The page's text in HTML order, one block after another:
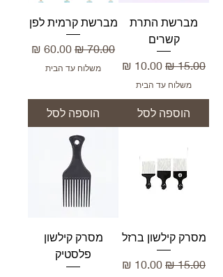
מברשת התרת
קשרים
מחיר רגילמחיר מבצע
משלוח עד הבית
הוספה לסל
מברשת קרמית לפן
מחיר רגילמחיר מבצע
משלוח עד הבית
הוספה לסל
מסרק קילשון ברזל
מחיר רגילמחיר מבצע
מסרק קילשון
פלסטיק